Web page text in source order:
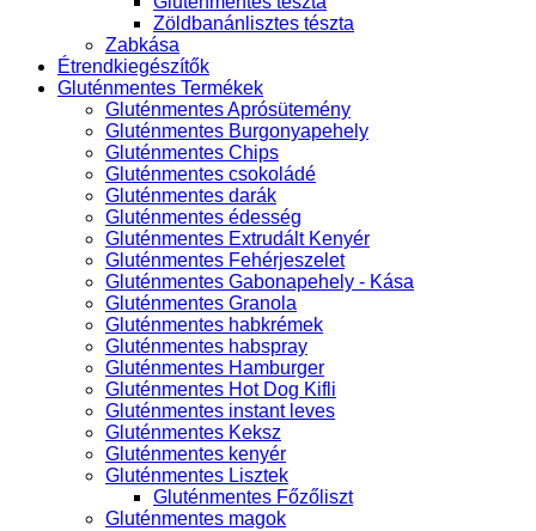
Zöldbanánlisztes tészta
Zabkása
Étrendkiegészítők
Gluténmentes Termékek
Gluténmentes Aprósütemény
Gluténmentes Burgonyapehely
Gluténmentes Chips
Gluténmentes csokoládé
Gluténmentes darák
Gluténmentes édesség
Gluténmentes Extrudált Kenyér
Gluténmentes Fehérjeszelet
Gluténmentes Gabonapehely - Kása
Gluténmentes Granola
Gluténmentes habkrémek
Gluténmentes habspray
Gluténmentes Hamburger
Gluténmentes Hot Dog Kifli
Gluténmentes instant leves
Gluténmentes Keksz
Gluténmentes kenyér
Gluténmentes Lisztek
Gluténmentes Főzőliszt
Gluténmentes magok